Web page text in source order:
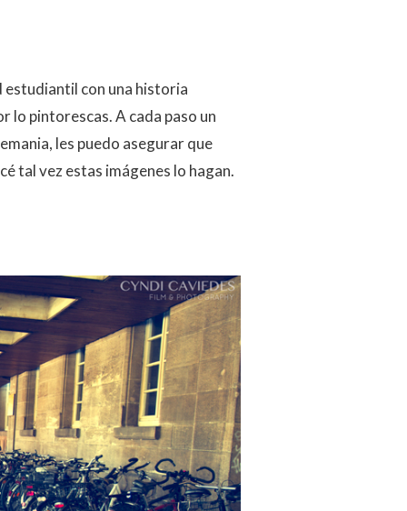
estudiantil con una historia
lo pintorescas. A cada paso un
les puedo asegurar que
tal vez estas imágenes lo hagan.